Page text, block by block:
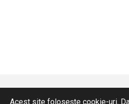
Acest site folosește cookie-uri.